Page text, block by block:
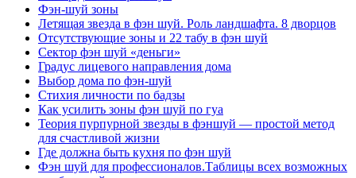
Фэн-шуй зоны
Летящая звезда в фэн шуй. Роль ландшафта. 8 дворцов
Отсутствующие зоны и 22 табу в фэн шуй
Сектор фэн шуй «деньги»
Градус лицевого направления дома
Выбор дома по фэн-шуй
Стихия личности по бадзы
Как усилить зоны фэн шуй по гуа
Теория пурпурной звезды в фэншуй — простой метод
для счастливой жизни
Где должна быть кухня по фэн шуй
Фэн шуй для профессионалов.Таблицы всех возможных